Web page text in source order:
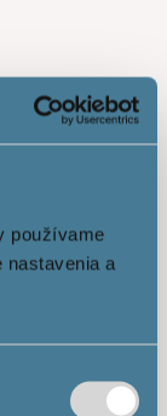
používame
a